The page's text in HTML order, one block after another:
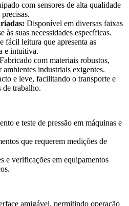
com sensores de alta qualidade
Disponível em diversas faixas
às suas necessidades específicas.
fácil leitura que apresenta as
e intuitiva.
Fabricado com materiais robustos,
ambientes industriais exigentes.
e leve, facilitando o transporte e
de trabalho.
e teste de pressão em máquinas e
que requerem medições de
e verificações em equipamentos
amigável, permitindo operação